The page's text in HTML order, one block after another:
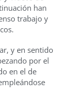
han
trabajo y
y en sentido
por el
en el de